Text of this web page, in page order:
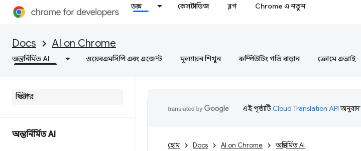
ডক্স কেস স্টাডিজ ব্লগ Chrome এ নতুন
Docs AI on Chrome
অন্তর্নির্মিত AI ওয়েবএমসিপি এবং এজেন্ট মূল্যায়ন শিখুন কম্পিউটিং গতি বাড়ান ক্রোমে এআই
অন্তর্নির্মিত AI
এই পৃষ্ঠাটিCloud Translation APIঅনুবাদ
হোম Docs AI on Chrome অন্তর্নির্মিত AI